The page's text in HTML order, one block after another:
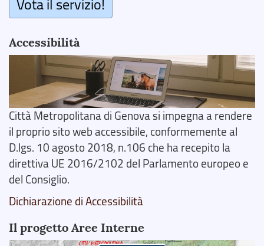
Accessibilità
Città Metropolitana di Genova si impegna a rendere
il proprio sito web accessibile, conformemente al
D.lgs. 10 agosto 2018, n.106 che ha recepito la
direttiva UE 2016/2102 del Parlamento europeo e
del Consiglio.
Dichiarazione di Accessibilità
Il progetto Aree Interne